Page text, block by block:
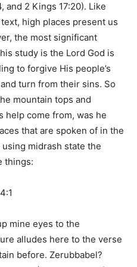
and 2 Kings 17:20). Like
high places present us
the most significant
study is the Lord God is
to forgive His people’s
turn from their sins. So
mountain tops and
help come from, was he
that are spoken of in the
midrash state the
things:
mine eyes to the
alludes here to the verse
before. Zerubbabel?